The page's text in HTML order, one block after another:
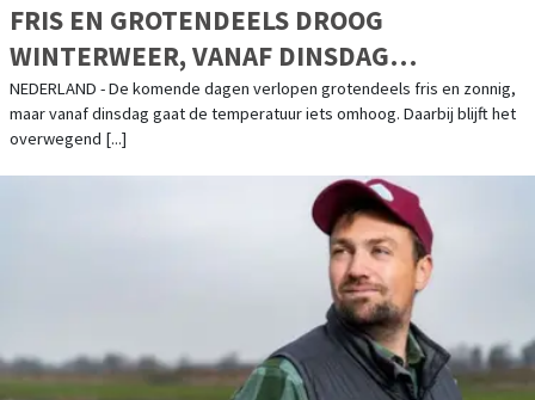
FRIS EN GROTENDEELS DROOG
WINTERWEER, VANAF DINSDAG
TEMPERATUREN IETS OMHOOG
NEDERLAND - De komende dagen verlopen grotendeels fris en zonnig,
maar vanaf dinsdag gaat de temperatuur iets omhoog. Daarbij blijft het
overwegend [...]